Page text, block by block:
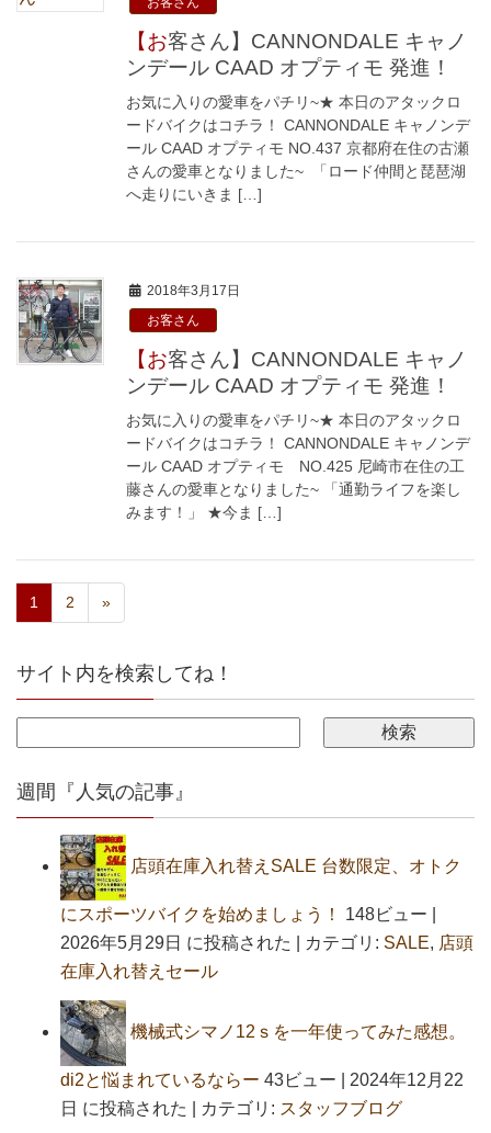
【お客さん】CANNONDALE キャノ
ンデール CAAD オプティモ 発進！
お気に入りの愛車をパチリ~★ 本日のアタックロ
ードバイクはコチラ！ CANNONDALE キャノンデ
ール CAAD オプティモ NO.437 京都府在住の古瀬
さんの愛車となりました~ 「ロード仲間と琵琶湖
へ走りにいきま […]
2018年3月17日
お客さん
【お客さん】CANNONDALE キャノ
ンデール CAAD オプティモ 発進！
お気に入りの愛車をパチリ~★ 本日のアタックロ
ードバイクはコチラ！ CANNONDALE キャノンデ
ール CAAD オプティモ NO.425 尼崎市在住の工
藤さんの愛車となりました~ 「通勤ライフを楽し
みます！」 ★今ま […]
1 2 »
サイト内を検索してね！
週間『人気の記事』
店頭在庫入れ替えSALE 台数限定、オトク
にスポーツバイクを始めましょう！ 148ビュー
2026年5月29日 に投稿された
カテゴリ: SALE, 店頭
在庫入れ替えセール
機械式シマノ12ｓを一年使ってみた感想。
di2と悩まれているならー 43ビュー
2024年12月22
日 に投稿された
カテゴリ: スタッフブログ